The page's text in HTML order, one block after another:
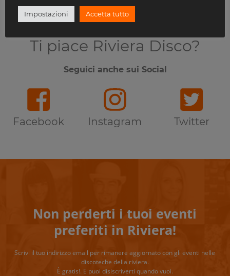
Ti piace Riviera Disco?
Seguici anche sui Social
Facebook Instagram Twitter
Non perderti i tuoi eventi
preferiti in Riviera!
Scrivi il tuo indirizzo email per rimanere aggiornato con gli eventi nelle
discoteche della riviera.
È gratis!. E puoi disiscriverti quando vuoi.
Impostazioni Accetta tutto